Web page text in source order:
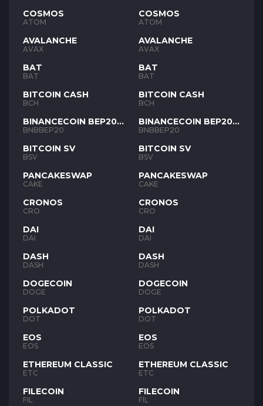
COSMOS
ATOM
AVALANCHE
AVAX
BAT
BAT
BITCOIN CASH
BCH
BINANCECOIN BEP20
BNB
BNBBEP20
BITCOIN SV
BSV
PANCAKESWAP
CAKE
CRONOS
CRO
DAI
DAI
DASH
DASH
DOGECOIN
DOGE
POLKADOT
DOT
EOS
EOS
ETHEREUM CLASSIC
ETC
FILECOIN
FIL
COSMOS
ATOM
AVALANCHE
AVAX
BAT
BAT
BITCOIN CASH
BCH
BINANCECOIN BEP20
BNB
BNBBEP20
BITCOIN SV
BSV
PANCAKESWAP
CAKE
CRONOS
CRO
DAI
DAI
DASH
DASH
DOGECOIN
DOGE
POLKADOT
DOT
EOS
EOS
ETHEREUM CLASSIC
ETC
FILECOIN
FIL